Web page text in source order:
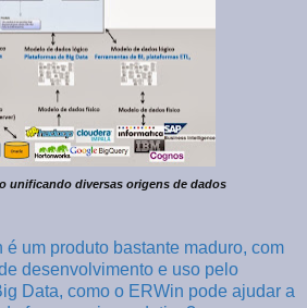
unificando diversas origens de dados
é um produto bastante maduro, com
desenvolvimento e uso pelo
Data, como o ERWin pode ajudar a